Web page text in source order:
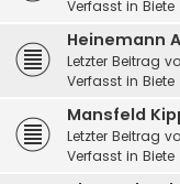
Verfasst in Biete
Heinemann
Letzter Beitrag
Verfasst in Biete
Mansfeld
Letzter Beitrag
Verfasst in Biete